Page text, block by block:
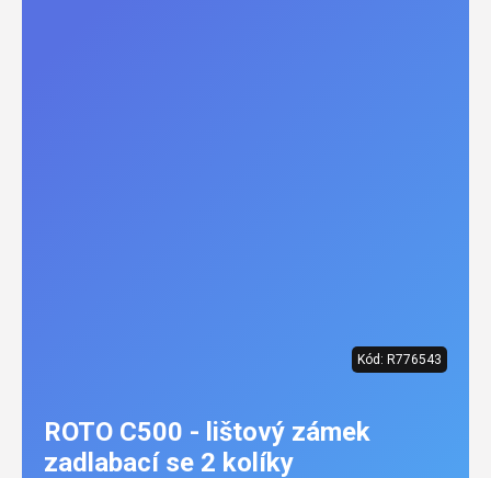
Kód: R776543
ROTO C500 - lištový zámek
zadlabací se 2 kolíky